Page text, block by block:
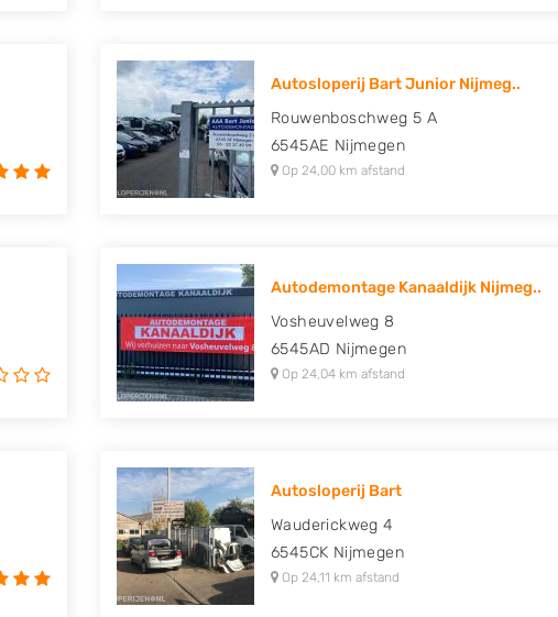
Autosloperij Bart Junior Nijmeg..
Rouwenboschweg 5 A
6545AE Nijmegen
Op 24,00 km afstand
Autodemontage Kanaaldijk Nijmeg..
Vosheuvelweg 8
6545AD Nijmegen
Op 24,04 km afstand
Autosloperij Bart
Wauderickweg 4
6545CK Nijmegen
Op 24,11 km afstand